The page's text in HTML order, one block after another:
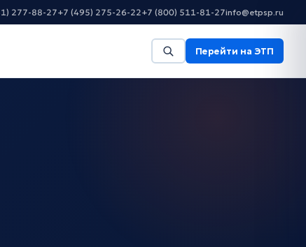
277-88-27+7 (495) 275-26-22+7 (800) 511-81-27info@etpsp.ru
Перейти на ЭТП